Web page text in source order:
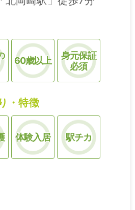
60歳以上
身元保証
必須
・特徴
体験入居 駅チカ